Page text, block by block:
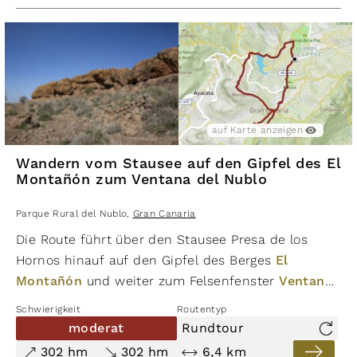
wie auch der Roque Nublo ein Anziehungspunkt für
viele Besucher. Eine gute Kondition und
mindestens 1,5 Liter Wasser sind für diese
Wanderung erforderlich.
auf Karte anzeigen
Wandern vom Stausee auf den Gipfel des El
Montañón zum Ventana del Nublo
Parque Rural del Nublo Gran Canaria
Die Route führt über den Stausee Presa de los
Hornos hinauf auf den Gipfel des Berges El
Montañón und weiter zum FelsenfensterVentana
del Nublo
die Bergwelt Gran Canarias. An den Wochenenden
und in den Ferienzeiten ist dieser Aussichtspunkt
Schwierigkeit Routentyp
moderat
Rundtour
302 hm
302 hm 6,4 km